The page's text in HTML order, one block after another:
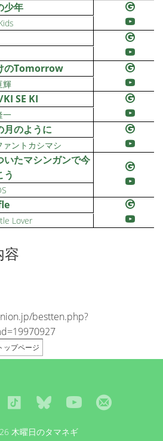
少年
のTomorrow
輝
KI SE KI
一
月のように
ァントカシマシ
いたマシンガンで今
う
Lover
容
bestten.php?
ップページ
木曜日のタマネギ